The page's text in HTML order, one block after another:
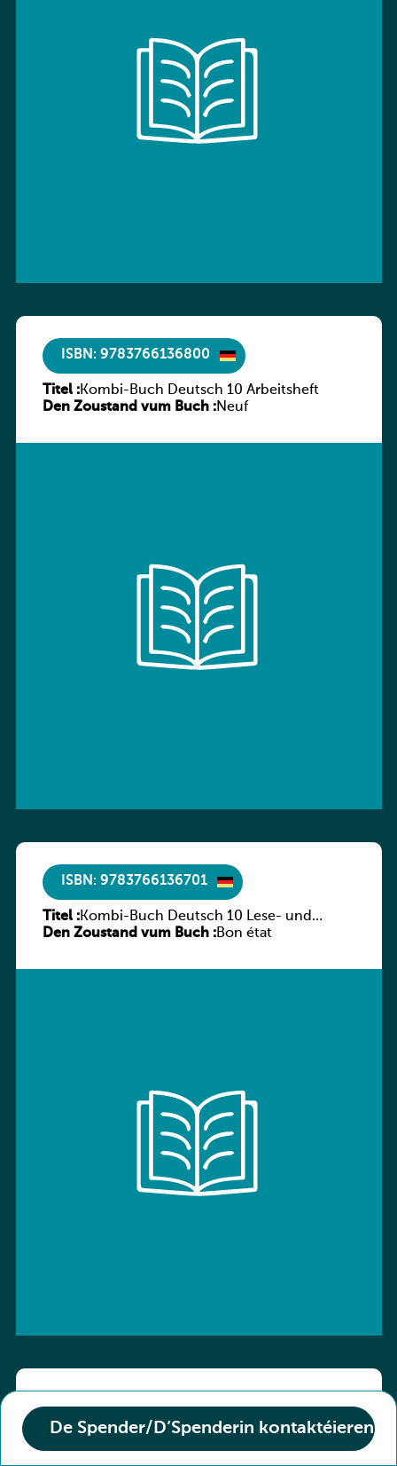
De Spender/D’Spenderin kontaktéieren
ISBN: 9783766136800
Titel :Kombi-Buch Deutsch 10 Arbeitsheft
Den Zoustand vum Buch :Neuf
ISBN: 9783766136701
Titel :Kombi-Buch Deutsch 10 Lese- und
Sprachbuch
Den Zoustand vum Buch :Bon état
ISBN: 9783766136800